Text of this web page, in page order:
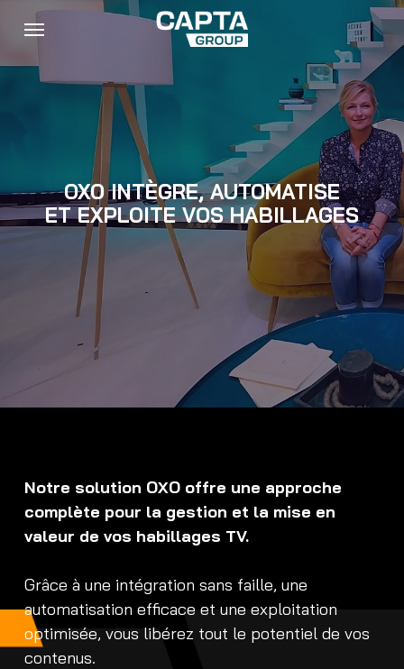
main
content
Menu
OXO INTÈGRE, AUTOMATISE
ET EXPLOITE VOS HABILLAGES
Notre solution OXO offre une approche
complète pour la gestion et la mise en
valeur de vos habillages TV.
Grâce à une intégration sans faille, une
automatisation efficace et une exploitation
optimisée, vous libérez tout le potentiel de vos
contenus.